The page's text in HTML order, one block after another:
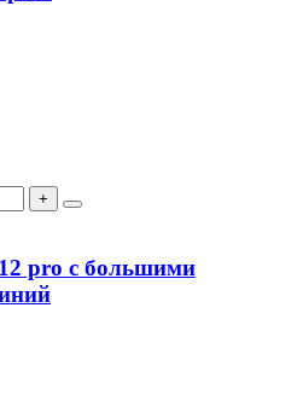
+
pro с большими